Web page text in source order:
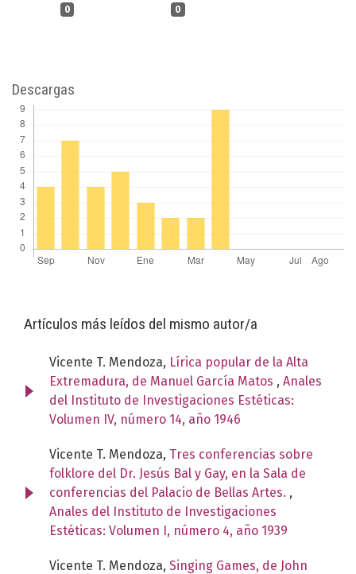
0 0
Descargas
Artículos más leídos del mismo autor/a
Vicente T. Mendoza, Lírica popular de la Alta
Extremadura, de Manuel García Matos , Anales
del Instituto de Investigaciones Estéticas:
Volumen IV, número 14, año 1946
Vicente T. Mendoza, Tres conferencias sobre
folklore del Dr. Jesús Bal y Gay, en la Sala de
conferencias del Palacio de Bellas Artes. ,
Anales del Instituto de Investigaciones
Estéticas: Volumen I, número 4, año 1939
Vicente T. Mendoza, Singing Games, de John